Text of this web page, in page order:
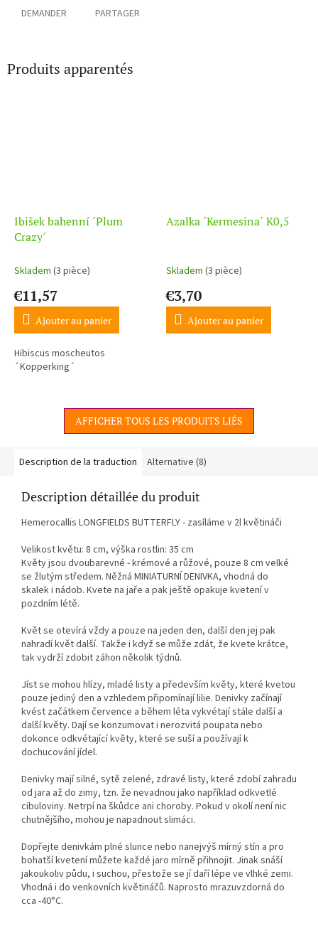
DEMANDER PARTAGER
Produits apparentés
Ibišek bahenní ´Plum
Crazy´
Skladem (3 pièce)
€11,57
Ajouter au panier
Hibiscus moscheutos
´Kopperking´
Azalka ´Kermesina´ K0,5
Skladem (3 pièce)
€3,70
Ajouter au panier
AFFICHER TOUS LES PRODUITS LIÉS
Description de la traduction Alternative (8)
Description détaillée du produit
Hemerocallis LONGFIELDS BUTTERFLY - zasíláme v 2l květináči
Velikost květu: 8 cm, výška rostlin: 35 cm
Květy jsou dvoubarevné - krémové a růžové, pouze 8 cm velké
se žlutým středem. Něžná MINIATURNÍ DENIVKA, vhodná do
skalek i nádob. Kvete na jaře a pak ještě opakuje kvetení v
pozdním létě.
Květ se otevírá vždy a pouze na jeden den, další den jej pak
nahradí květ další. Takže i když se může zdát, že kvete krátce,
tak vydrží zdobit záhon několik týdnů.
Jíst se mohou hlízy, mladé listy a především květy, které kvetou
pouze jediný den a vzhledem připomínají lilie. Denivky začínají
kvést začátkem července a během léta vykvétají stále další a
další květy. Dají se konzumovat i nerozvitá poupata nebo
dokonce odkvétající květy, které se suší a používají k
dochucování jídel.
Denivky mají silné, sytě zelené, zdravé listy, které zdobí zahradu
od jara až do zimy, tzn. že nevadnou jako například odkvetlé
cibuloviny. Netrpí na škůdce ani choroby. Pokud v okolí není nic
chutnějšího, mohou je napadnout slimáci.
Dopřejte denivkám plné slunce nebo nanejvýš mírný stín a pro
bohatší kvetení můžete každé jaro mírně přihnojit. Jinak snáší
jakoukoliv půdu, i suchou, přestože se jí daří lépe ve vlhké zemi.
Vhodná i do venkovních květináčů. Naprosto mrazuvzdorná do
cca -40°C.